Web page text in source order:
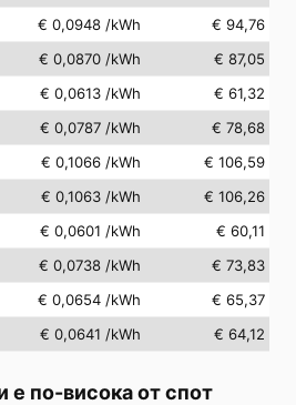
€ 0,0948 /kWh
€ 94,76
€ 0,0870 /kWh
€ 87,05
€ 0,0613 /kWh
€ 61,32
€ 0,0787 /kWh
€ 78,68
€ 0,1066 /kWh
€ 106,59
€ 0,1063 /kWh
€ 106,26
€ 0,0601 /kWh
€ 60,11
€ 0,0738 /kWh
€ 73,83
€ 0,0654 /kWh
€ 65,37
€ 0,0641 /kWh € 64,12
е по-висока от спот